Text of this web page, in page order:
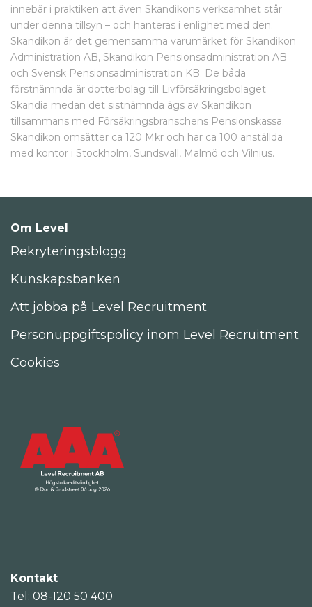
innebär i praktiken att även Skandikons verksamhet står
under denna tillsyn – och hanteras i enlighet med den.
Skandikon är det gemensamma varumärket för Skandikon
Administration AB, Skandikon Pensionsadministration AB
och Svensk Pensionsadministration KB. De båda
förstnämnda är dotterbolag till Livförsäkringsbolaget
Skandia medan det sistnämnda ägs av Skandikon
tillsammans med Försäkringsbranschens Pensionskassa.
Skandikon omsätter ca 120 Mkr och har ca 100 anställda
med kontor i Stockholm, Sundsvall, Malmö och Vilnius.
Om Level
Rekryteringsblogg
Kunskapsbanken
Att jobba på Level Recruitment
Personuppgiftspolicy inom Level Recruitment
Cookies
Kontakt
Tel: 08-120 50 400